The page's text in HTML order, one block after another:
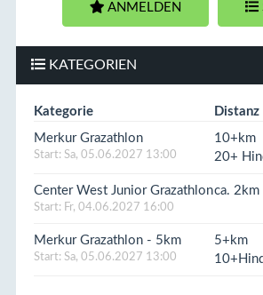
ANMELDEN
KATEGORIEN
Kategorie Distanz
Merkur Grazathlon
Start: Sa, 05.06.2027 13:00
10+km
20+
Center West Junior Grazathlon
Start: Fr, 04.06.2027 16:00
ca. 2km
Merkur Grazathlon - 5km
Start: Sa, 05.06.2027 13:00
5+km